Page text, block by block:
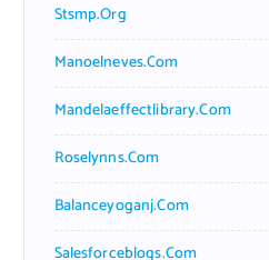
Stsmp.org
Manoelneves.com
Mandelaeffectlibrary.com
Roselynns.com
Balanceyoganj.com
Salesforceblogs.com